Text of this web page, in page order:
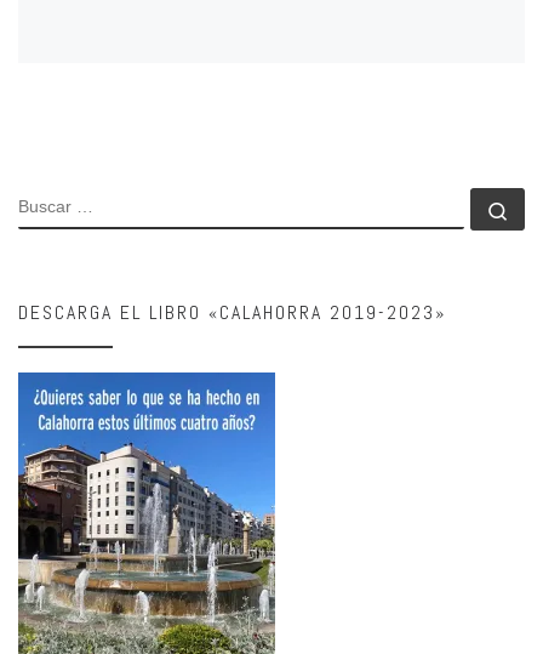
BUSCAR
DESCARGA EL LIBRO «CALAHORRA 2019-2023»